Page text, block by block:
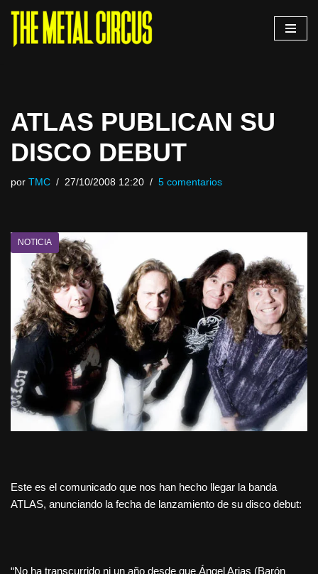
Saltar
ATLAS PUBLICAN SU
DISCO DEBUT
por TMC 27/10/2008 12:20 5 comentarios
NOTICIA
Este es el comunicado que nos han hecho llegar la banda
ATLAS, anunciando la fecha de lanzamiento de su disco debut:
“No ha transcurrido ni un año desde que Ángel Arias (Barón